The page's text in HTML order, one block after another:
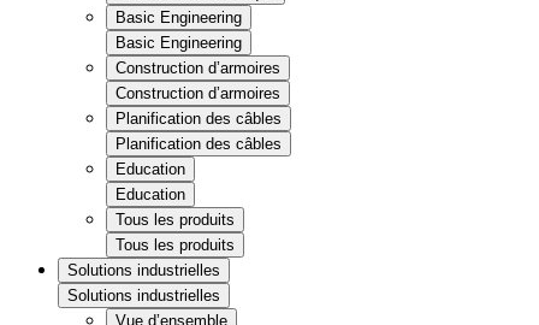
Basic Engineering
Basic Engineering
Construction d’armoires
Construction d’armoires
Planification des câbles
Planification des câbles
Education
Education
Tous les produits
Tous les produits
Solutions industrielles
Solutions industrielles
Vue d’ensemble